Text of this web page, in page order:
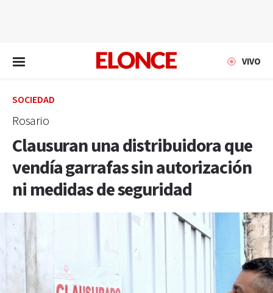
VIVO
SOCIEDAD
Rosario
Clausuran una distribuidora que
vendía garrafas sin autorización
ni medidas de seguridad